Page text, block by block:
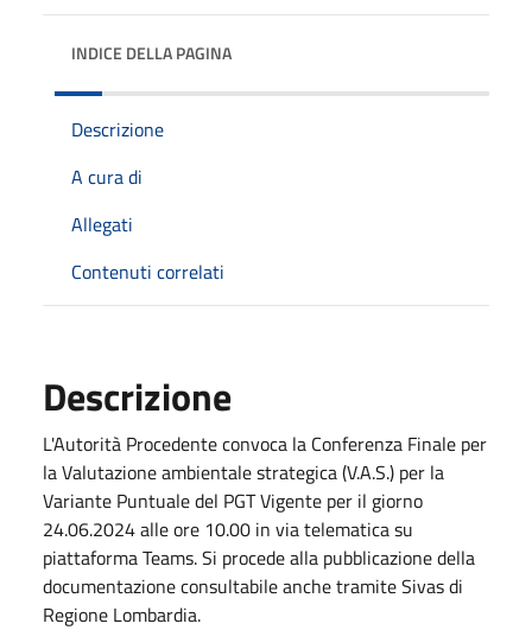
INDICE DELLA PAGINA
Descrizione
A cura di
Allegati
Contenuti correlati
Descrizione
L'Autorità Procedente convoca la Conferenza Finale per
la Valutazione ambientale strategica (V.A.S.) per la
Variante Puntuale del PGT Vigente per il giorno
24.06.2024 alle ore 10.00 in via telematica su
piattaforma Teams. Si procede alla pubblicazione della
documentazione consultabile anche tramite Sivas di
Regione Lombardia.